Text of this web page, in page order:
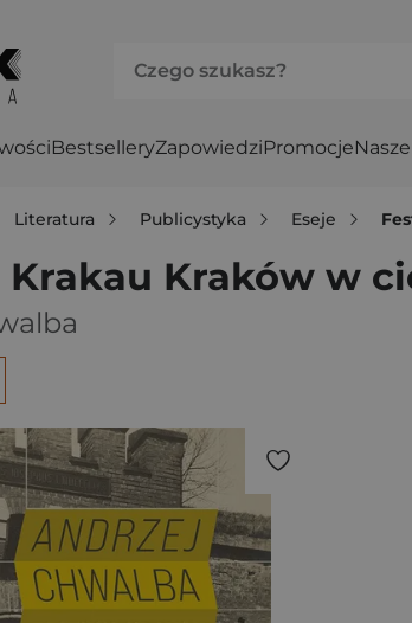
BestselleryZapowiedziPromocje
Literatura Publicystyka Eseje
Kraków w